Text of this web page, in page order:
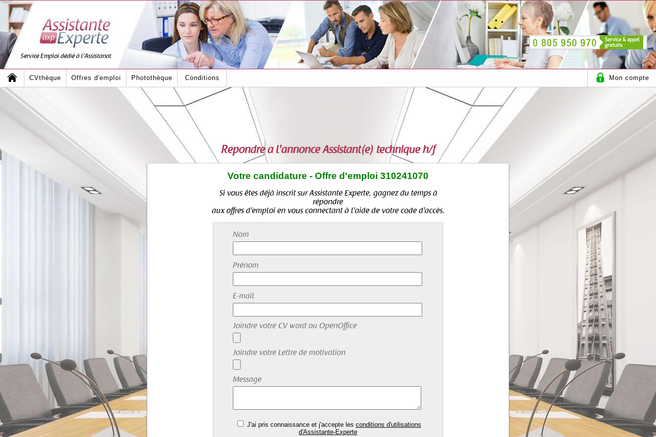
Service Emploi dédié à l'Assistanat
CVthèque Offres d'emploi Photothèque Conditions Mon compte
Répondre à l'annonceAssistant(e) technique h/f
Votre candidature - Offre d'emploi 310241070
Si vous êtes déjà inscrit sur Assistante Experte, gagnez du temps à
répondre
aux offres d'emploi en vous connectant à l'aide de votre code d'accès.
Nom
Prénom
E-mail
Joindre votre CV word ou OpenOffice
Joindre votre Lettre de motivation
Message
J'ai pris connaissance et j'accepte les conditions d'utilisations
d'Assistante-Experte